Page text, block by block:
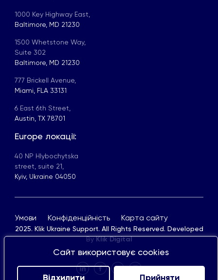
Сайт використовує cookies
Відхилити Прийняти
1000 Key Highway East,
Baltimore, MD 21230
1500 Whetstone Way,
Suite 302
Baltimore, MD 21230
777 Brickell Avenue,
Miami, FLA 33131
6 East 6th Street,
Austin, TX 78701
Europe локації:
40 NP Hlybochytska
street, suite 21,
Kyiv, Ukraine 04050
Умови Конфіденційність Карта сайту
2025. Klik Ukraine Support. All Rights Reserved. Developed
ByKlik Digital